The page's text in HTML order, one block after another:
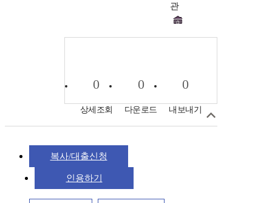
관
0
상세조회
0
다운로드
0
내보내기
복사/대출신청
인용하기